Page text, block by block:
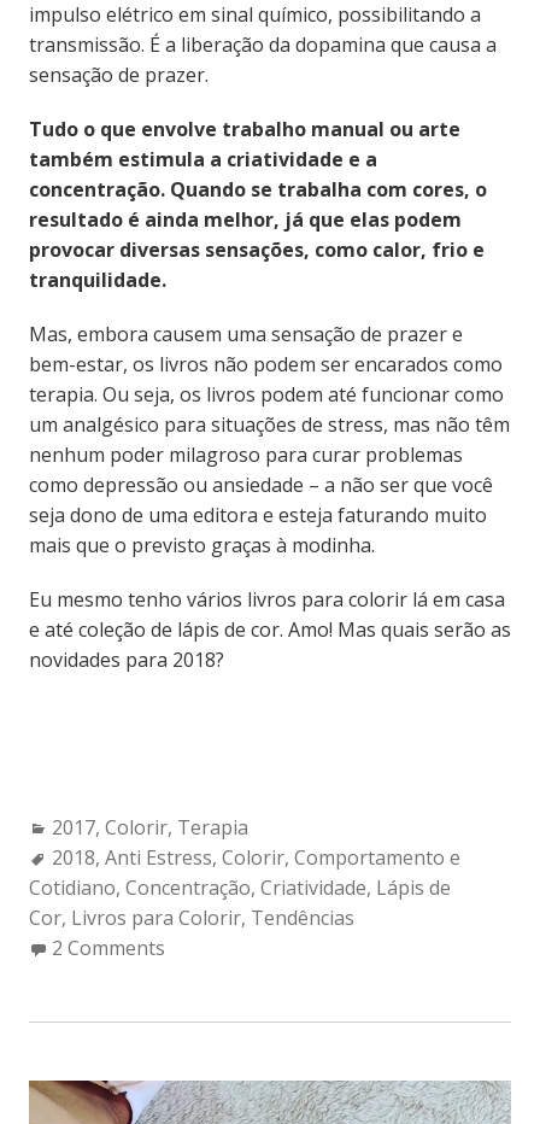
impulso elétrico em sinal químico, possibilitando a
transmissão. É a liberação da dopamina que causa a
sensação de prazer.
Tudo o que envolve trabalho manual ou arte
também estimula a criatividade e a
concentração. Quando se trabalha com cores, o
resultado é ainda melhor, já que elas podem
provocar diversas sensações, como calor, frio e
tranquilidade.
Mas, embora causem uma sensação de prazer e
bem-estar, os livros não podem ser encarados como
terapia. Ou seja, os livros podem até funcionar como
um analgésico para situações de stress, mas não têm
nenhum poder milagroso para curar problemas
como depressão ou ansiedade – a não ser que você
seja dono de uma editora e esteja faturando muito
mais que o previsto graças à modinha.
Eu mesmo tenho vários livros para colorir lá em casa
e até coleção de lápis de cor. Amo! Mas quais serão as
novidades para 2018?
Categories:
2017, Colorir, Terapia
Tags:
2018, Anti Estress, Colorir, Comportamento e
Cotidiano, Concentração, Criatividade, Lápis de
Cor, Livros para Colorir, Tendências
2 Comments